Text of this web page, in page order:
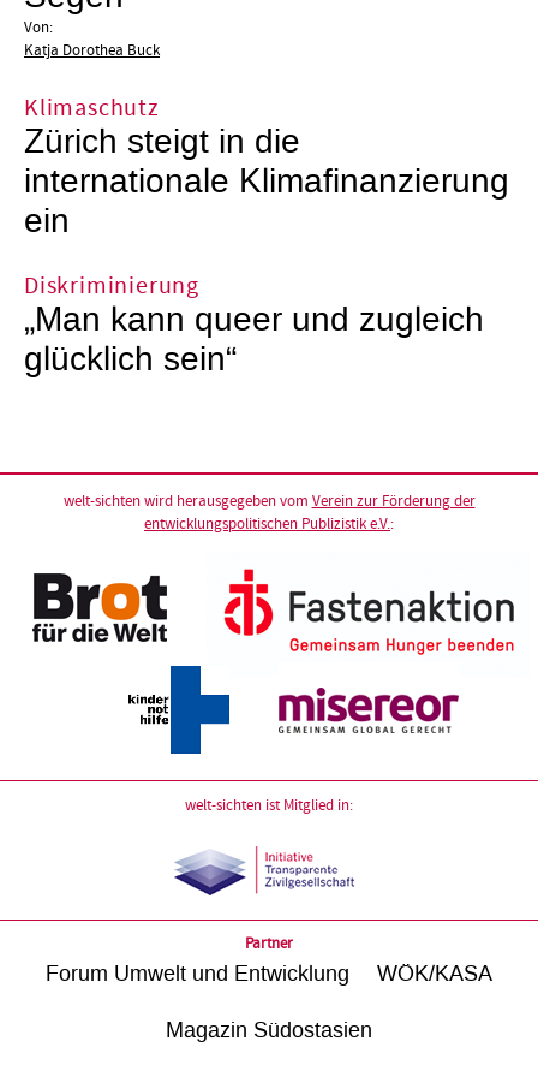
Von:
Katja Dorothea Buck
Klimaschutz
Zürich steigt in die
internationale Klimafinanzierung
ein
Diskriminierung
„Man kann queer und zugleich
glücklich sein“
welt-sichten wird herausgegeben vom Verein zur Förderung der
entwicklungspolitischen Publizistik e.V.:
welt-sichten ist Mitglied in:
Partner
Forum Umwelt und Entwicklung WÖK/KASA
Magazin Südostasien